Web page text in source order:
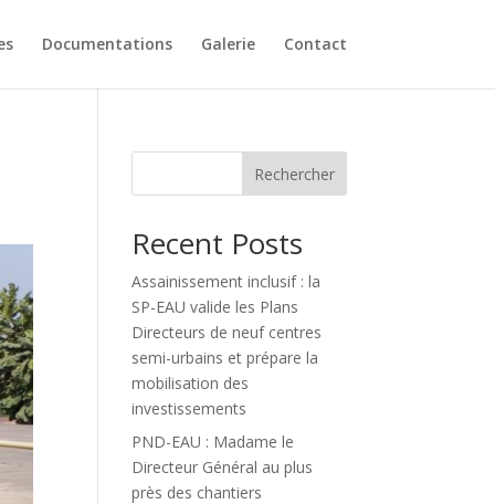
Documentations Galerie Contact
Rechercher
Recent Posts
Assainissement inclusif : la
SP-EAU valide les Plans
Directeurs de neuf centres
semi-urbains et prépare la
mobilisation des
investissements
PND-EAU : Madame le
Directeur Général au plus
près des chantiers